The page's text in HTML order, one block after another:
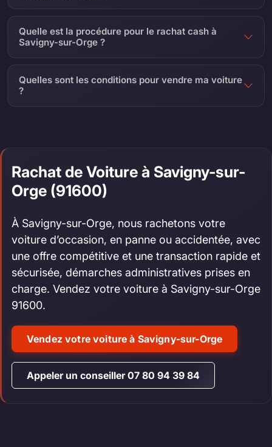
Quelle est la procédure pour le rachat cash à
Savigny-sur-Orge ?
Quelles sont les conditions pour vendre ma voiture
?
Rachat de Voiture à Savigny-sur-
Orge (91600)
À Savigny-sur-Orge, nous rachetons votre
voiture d’occasion, en panne ou accidentée, avec
une offre compétitive et une transaction rapide et
sécurisée, démarches administratives prises en
charge. Vendez votre voiture à Savigny-sur-Orge
91600.
Vendez votre voiture à Savigny-sur-Orge
Appeler un conseiller 07 80 94 39 84